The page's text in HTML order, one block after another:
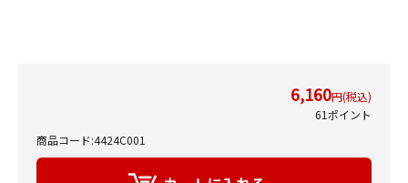
6,160円(税込)
61ポイント
商品コード:4424C001